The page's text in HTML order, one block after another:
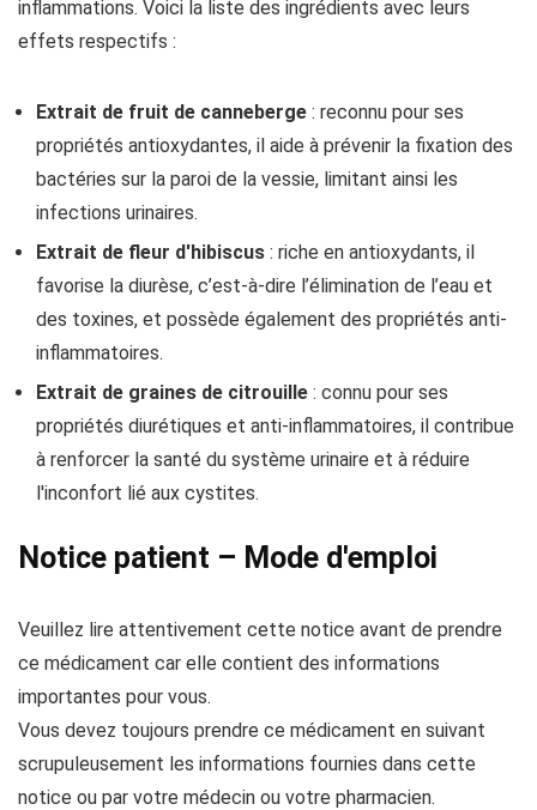
inflammations. Voici la liste des ingrédients avec leurs
effets respectifs :
Extrait de fruit de canneberge : reconnu pour ses
propriétés antioxydantes, il aide à prévenir la fixation des
bactéries sur la paroi de la vessie, limitant ainsi les
infections urinaires.
Extrait de fleur d'hibiscus : riche en antioxydants, il
favorise la diurèse, c’est-à-dire l’élimination de l’eau et
des toxines, et possède également des propriétés anti-
inflammatoires.
Extrait de graines de citrouille : connu pour ses
propriétés diurétiques et anti-inflammatoires, il contribue
à renforcer la santé du système urinaire et à réduire
l'inconfort lié aux cystites.
Notice patient – Mode d'emploi
Veuillez lire attentivement cette notice avant de prendre
ce médicament car elle contient des informations
importantes pour vous.
Vous devez toujours prendre ce médicament en suivant
scrupuleusement les informations fournies dans cette
notice ou par votre médecin ou votre pharmacien.